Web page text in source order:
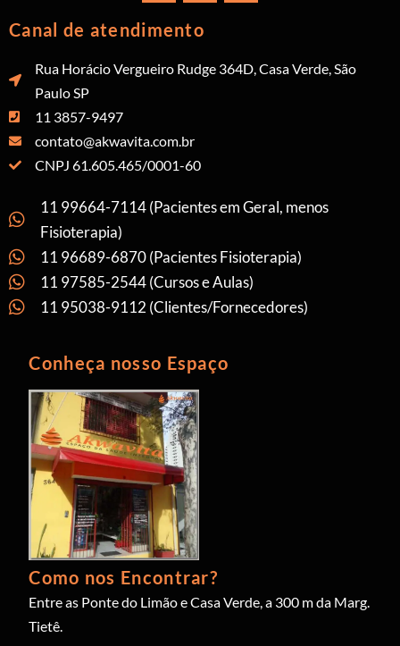
Canal de atendimento
Rua Horácio Vergueiro Rudge 364D, Casa Verde, São
Paulo SP
11 3857-9497
contato@akwavita.com.br
CNPJ 61.605.465/0001-60
11 99664-7114 (Pacientes em Geral, menos
Fisioterapia)
11 96689-6870 (Pacientes Fisioterapia)
11 97585-2544 (Cursos e Aulas)
11 95038-9112 (Clientes/Fornecedores)
Conheça nosso Espaço
Como nos Encontrar?
Entre as Ponte do Limão e Casa Verde, a 300 m da Marg.
Tietê.